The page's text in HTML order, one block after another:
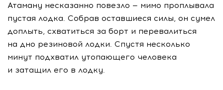
Атаману несказанно повезло — мимо проплывала
пустая лодка. Собрав оставшиеся силы, он сумел
доплыть, схватиться за борт и перевалиться
на дно резиновой лодки. Спустя несколько
минут подхватил утопающего человека
и затащил его в лодку.